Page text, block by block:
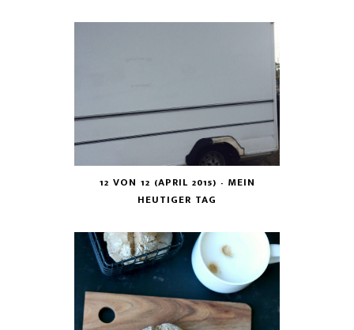
12 VON 12 (APRIL 2015) - MEIN
HEUTIGER TAG